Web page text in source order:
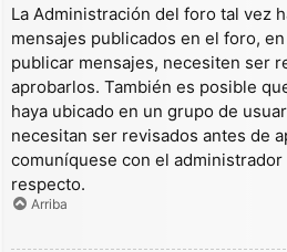
La Administración del foro tal vez
mensajes publicados en el foro,
publicar mensajes, necesiten ser
aprobarlos. También es posible
haya ubicado en un grupo de
necesitan ser revisados antes de
comuníquese con el
respecto.
Arriba